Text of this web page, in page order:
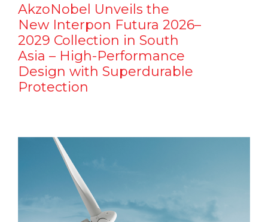
AkzoNobel Unveils the
New Interpon Futura 2026–
2029 Collection in South
Asia – High-Performance
Design with Superdurable
Protection